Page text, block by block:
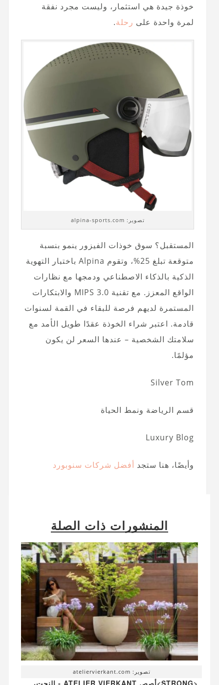
خوذة جيدة هي استثمار، وليست مجرد نفقة
لمرة واحدة على رحلة.
تصوير: alpina-sports.com
المستقبل؟ سوق خوذات الفيزور ينمو بنسبة
متوقعة تبلغ 25%، وتقوم Alpina باختبار التهوية
الذكية بالذكاء الاصطناعي ودمجها مع نظارات
الواقع المعزز. مع تقنية MIPS 3.0 والابتكارات
المستمرة لديهم فرصة للبقاء في القمة لسنوات
قادمة. اعتبر شراء الخوذة عقدًا طويل الأمد مع
سلامتك الشخصية – عندها السعر لن يكون
مؤلمًا.
Silver Tom
قسم الرياضة ونمط الحياة
Luxury Blog
وأيضًا، هنا ستجد أفضل شركات سنوبورد
المنشورات ذات الصلة
تصوير: ateliervierkant.com